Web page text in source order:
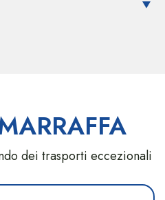
dei trasporti eccezionali